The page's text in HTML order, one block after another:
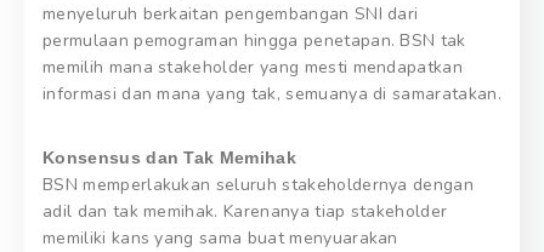
menyeluruh berkaitan pengembangan SNI dari
permulaan pemograman hingga penetapan. BSN tak
memilih mana stakeholder yang mesti mendapatkan
informasi dan mana yang tak, semuanya di samaratakan.
Konsensus dan Tak Memihak
BSN memperlakukan seluruh stakeholdernya dengan
adil dan tak memihak. Karenanya tiap stakeholder
memiliki kans yang sama buat menyuarakan